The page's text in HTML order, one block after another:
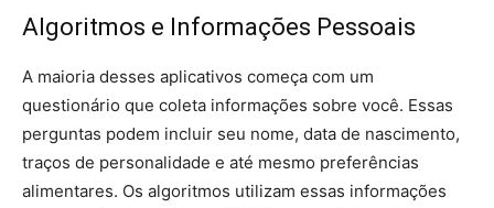
Algoritmos e Informações Pessoais
A maioria desses aplicativos começa com um
questionário que coleta informações sobre você. Essas
perguntas podem incluir seu nome, data de nascimento,
traços de personalidade e até mesmo preferências
alimentares. Os algoritmos utilizam essas informações